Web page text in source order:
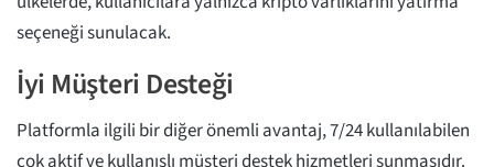
seçeneği sunulacak.
İyi Müşteri Desteği
Platformla ilgili bir diğer önemli avantaj, 7/24 kullanılabilen
çok aktif ve kullanışlı müşteri destek hizmetleri sunmasıdır.